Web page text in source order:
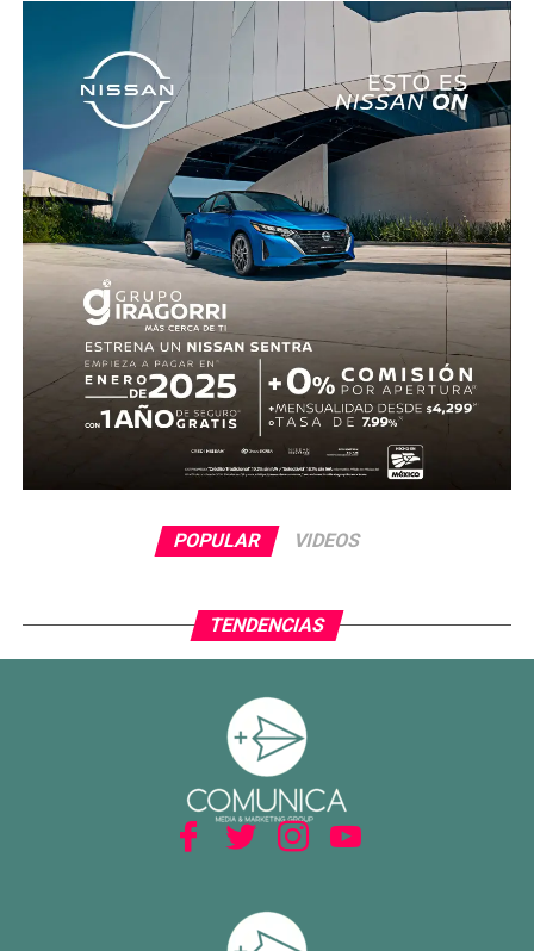
definió con categoría dentro del área para abrir el
marcador.
El dominio mexicano se mantuvo y no tardó en reflejarse
nuevamente. Al 31’, una recuperación en zona alta
permitió a Quiñones devolverle el balón a Raúl Jiménez,
quien sacó un potente disparo al ángulo para firmar el 2-
0.
Antes del descanso, el arquero Luis Ángel “Tala” Rangel
evitó el descuento con una gran atajada, manteniendo la
ventaja para el conjunto tricolor.
En la segunda mitad, Ecuador adelantó líneas y buscó
reaccionar con cambios ofensivos, pero careció de
claridad frente al arco. México, por su parte, optó por
administrar la ventaja y buscar espacios al contragolpe.
El cierre del partido incluyó la expulsión de Piero
Hincapié en tiempo agregado, tras una revisión del VAR,
Con este resultado, México no solo avanza de ronda, sino
que también deja atrás una larga racha negativa en
partidos decisivos, ilusionando a su afición con un equipo
que combina orden, intensidad y contundencia.
POPULAR VIDEOS
TENDENCIAS